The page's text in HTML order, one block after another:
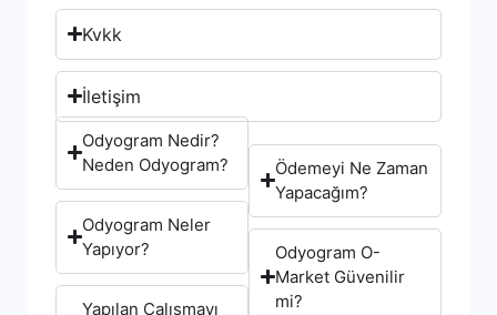
Kvkk
İletişim
Odyogram Nedir?
Neden Odyogram?
Odyogram Neler
Yapıyor?
Yapılan Çalışmayı
Ödemeyi Ne Zaman
Yapacağım?
Odyogram O-
Market Güvenilir
mi?